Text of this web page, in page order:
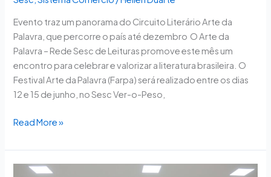
Evento traz um panorama do Circuito Literário Arte da
Palavra, que percorre o país até dezembro O Arte da
Palavra – Rede Sesc de Leituras promove este mês um
encontro para celebrar e valorizar a literatura brasileira. O
Festival Arte da Palavra (Farpa) será realizado entre os dias
12 e 15 de junho, no Sesc Ver-o-Peso,
Read More »
Fórum